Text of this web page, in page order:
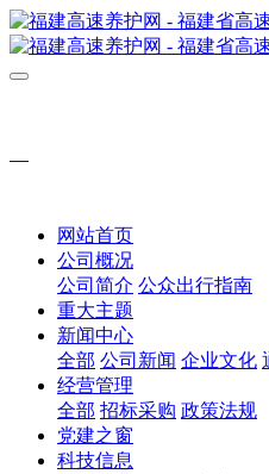
网站首页
公司概况
公司简介 公众出行指南
重大主题
新闻中心
全部 公司新闻 企业文化
经营管理
全部 招标采购 政策法规
党建之窗
科技信息